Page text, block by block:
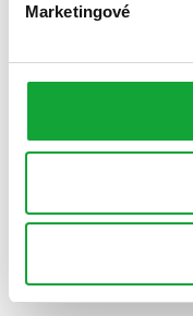
Marketingové